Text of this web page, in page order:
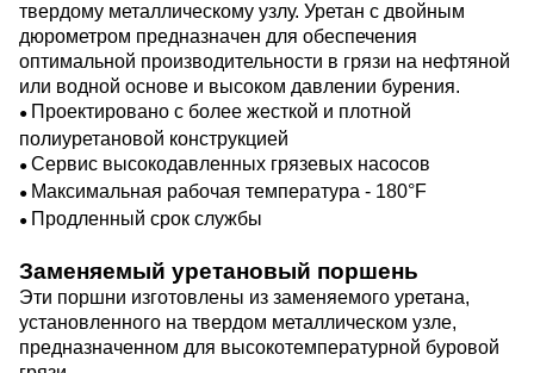
твердому металлическому узлу. Уретан с двойным
дюрометром предназначен для обеспечения
оптимальной производительности в грязи на нефтяной
или водной основе и высоком давлении бурения.
● Проектировано с более жесткой и плотной
полиуретановой конструкцией
● Сервис высокодавленных грязевых насосов
● Максимальная рабочая температура - 180°F
● Продленный срок службы
Заменяемый уретановый поршень
Эти поршни изготовлены из заменяемого уретана,
установленного на твердом металлическом узле,
предназначенном для высокотемпературной буровой